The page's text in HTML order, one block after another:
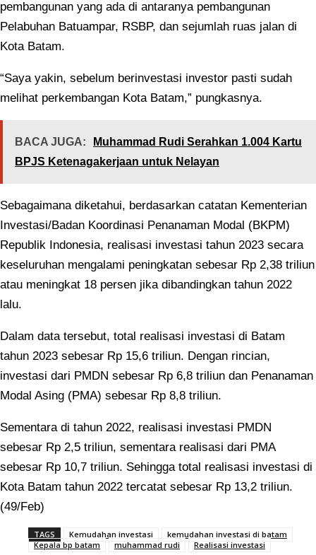
pembangunan yang ada di antaranya pembangunan
Pelabuhan Batuampar, RSBP, dan sejumlah ruas jalan di
Kota Batam.
“Saya yakin, sebelum berinvestasi investor pasti sudah
melihat perkembangan Kota Batam,” pungkasnya.
BACA JUGA:
Muhammad Rudi Serahkan 1.004 Kartu
BPJS Ketenagakerjaan untuk Nelayan
Sebagaimana diketahui, berdasarkan catatan Kementerian
Investasi/Badan Koordinasi Penanaman Modal (BKPM)
Republik Indonesia, realisasi investasi tahun 2023 secara
keseluruhan mengalami peningkatan sebesar Rp 2,38 triliun
atau meningkat 18 persen jika dibandingkan tahun 2022
lalu.
Dalam data tersebut, total realisasi investasi di Batam
tahun 2023 sebesar Rp 15,6 triliun. Dengan rincian,
investasi dari PMDN sebesar Rp 6,8 triliun dan Penanaman
Modal Asing (PMA) sebesar Rp 8,8 triliun.
Sementara di tahun 2022, realisasi investasi PMDN
sebesar Rp 2,5 triliun, sementara realisasi dari PMA
sebesar Rp 10,7 triliun. Sehingga total realisasi investasi di
Kota Batam tahun 2022 tercatat sebesar Rp 13,2 triliun.
(49/Feb)
TAGS Kemudahan investasi
kemudahan investasi di batam
Kepala bp batam
muhammad rudi Realisasi investasi